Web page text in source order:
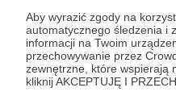
Aby wyrazić zgody na
automatycznego śledzenia i
informacji na Twoim
przechowywanie przez
zewnętrzne, które wspierają
kliknij AKCEPTUJĘ I
nagrywanych wyłącznie
🐻Co miesiąc
nazwiska, które pojawią
intro "Skradzionych